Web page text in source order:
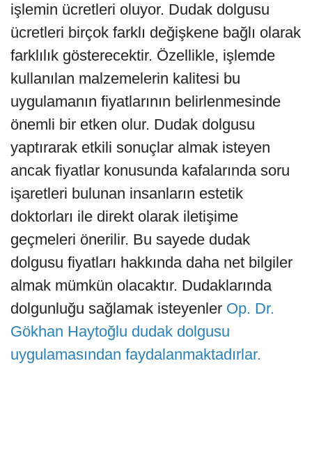
işlemin ücretleri oluyor. Dudak dolgusu
ücretleri birçok farklı değişkene bağlı olarak
farklılık gösterecektir. Özellikle, işlemde
kullanılan malzemelerin kalitesi bu
uygulamanın fiyatlarının belirlenmesinde
önemli bir etken olur. Dudak dolgusu
yaptırarak etkili sonuçlar almak isteyen
ancak fiyatlar konusunda kafalarında soru
işaretleri bulunan insanların estetik
doktorları ile direkt olarak iletişime
geçmeleri önerilir. Bu sayede dudak
dolgusu fiyatları hakkında daha net bilgiler
almak mümkün olacaktır. Dudaklarında
dolgunluğu sağlamak isteyenler Op. Dr.
Gökhan Haytoğlu dudak dolgusu
uygulamasından faydalanmaktadırlar.